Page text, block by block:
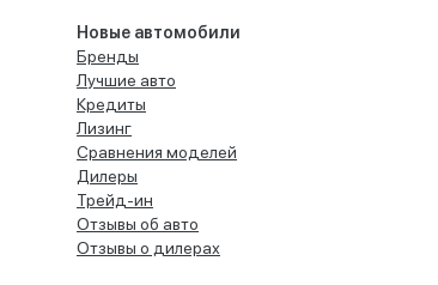
Новые автомобили
Бренды
Лучшие авто
Кредиты
Лизинг
Сравнения моделей
Дилеры
Трейд-ин
Отзывы об авто
Отзывы о дилерах